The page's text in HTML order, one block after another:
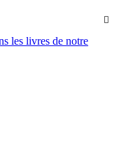

les livres de notre